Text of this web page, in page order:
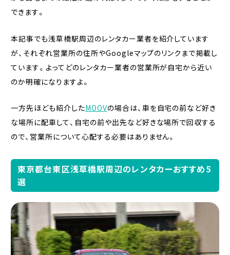
できます。
本記事でも浅草橋駅周辺のレンタカー業者を紹介しています
が、それぞれ営業所の住所やGoogleマップのリンクまで掲載し
ています。よってどのレンタカー業者の営業所が自宅から近い
のか明確になりますよ。
一方先ほども紹介したMOOVの場合は、車を自宅の前など好き
な場所に配車して、自宅の前や出先など好きな場所で回収する
ので、営業所について心配する必要はありません。
東京都台東区浅草橋駅周辺のレンタカーおすすめ5
選